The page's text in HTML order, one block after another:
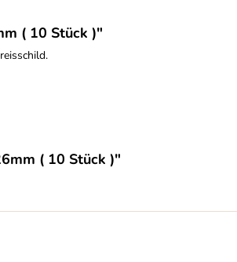
( 10 Stück )"
( 10 Stück )"